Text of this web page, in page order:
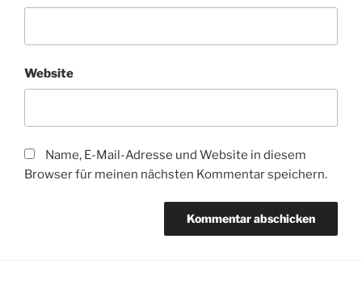
Website
Name, E-Mail-Adresse und Website in diesem
Browser für meinen nächsten Kommentar speichern.